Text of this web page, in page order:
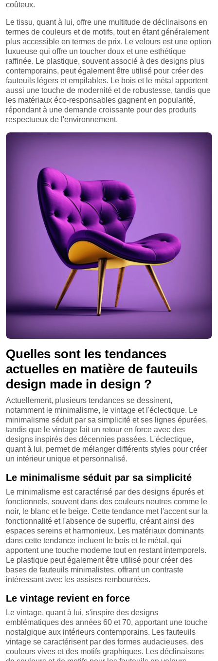
coûteux.
Le tissu, quant à lui, offre une multitude de déclinaisons en
termes de couleurs et de motifs, tout en étant généralement
plus accessible en termes de prix. Le velours est une option
luxueuse qui offre un toucher doux et une esthétique
raffinée. Le plastique, souvent associé à des designs plus
contemporains, peut également être utilisé pour créer des
fauteuils légers et empilables. Le bois et le métal apportent
aussi une touche de modernité et de robustesse, tandis que
les matériaux éco-responsables gagnent en popularité,
répondant à une demande croissante pour des produits
respectueux de l'environnement.
Quelles sont les tendances
actuelles en matière de fauteuils
design made in design ?
Actuellement, plusieurs tendances se dessinent,
notamment le minimalisme, le vintage et l'éclectique. Le
minimalisme séduit par sa simplicité et ses lignes épurées,
tandis que le vintage fait un retour en force avec des
designs inspirés des décennies passées. L'éclectique,
quant à lui, permet de mélanger différents styles pour créer
un intérieur unique et personnalisé.
Le minimalisme séduit par sa simplicité
Le minimalisme est caractérisé par des designs épurés et
fonctionnels, souvent dans des couleurs neutres comme le
noir, le blanc et le beige. Cette tendance met l'accent sur la
fonctionnalité et l'absence de superflu, créant ainsi des
espaces sereins et harmonieux. Les matériaux dominants
dans cette tendance incluent le bois et le métal, qui
apportent une touche moderne tout en restant intemporels.
Le plastique peut également être utilisé pour créer des
bases de fauteuils minimalistes, offrant un contraste
intéressant avec les assises rembourrées.
Le vintage revient en force
Le vintage, quant à lui, s'inspire des designs
emblématiques des années 60 et 70, apportant une touche
nostalgique aux intérieurs contemporains. Les fauteuils
vintage se caractérisent par des formes audacieuses, des
couleurs vives et des motifs graphiques. Les déclinaisons